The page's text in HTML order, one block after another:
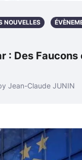
NOUVELLES
: Des Faucons
Jean-Claude JUNIN